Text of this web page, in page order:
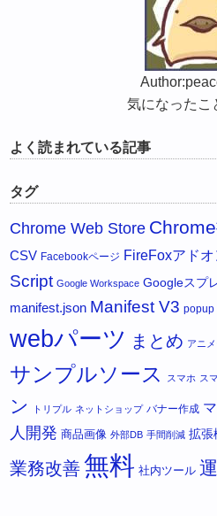
気になったこ
よく読まれている記事
タグ
Chrome Web Store
CSV Facebookページ FireFoxアドオ
Script Google Workspace Googleスプ
manifest.json Manifest V3 popup
webパーツ まとめ アニ
サンプルソース スマホ ス
ン
トリプル ネットショップ バナー作成
人開発 商品画像 外部DB 手間削減 拡張
業務改善無料 社内ツール